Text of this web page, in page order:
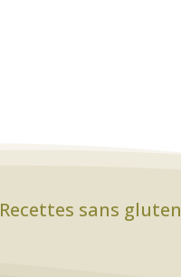
Recettes sans gluten